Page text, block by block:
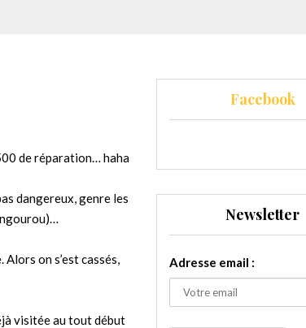
de réparation… haha
dangereux, genre les
on s’est cassés,
visitée au tout début
Facebook
Newsletter
Adresse email :